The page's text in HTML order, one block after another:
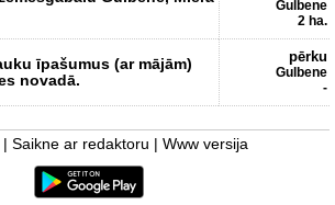
Gulbene
2 ha.
īpašumus (ar mājām)
novadā.
pērku
Gulbene
-
Saikne ar redaktoru Www versija